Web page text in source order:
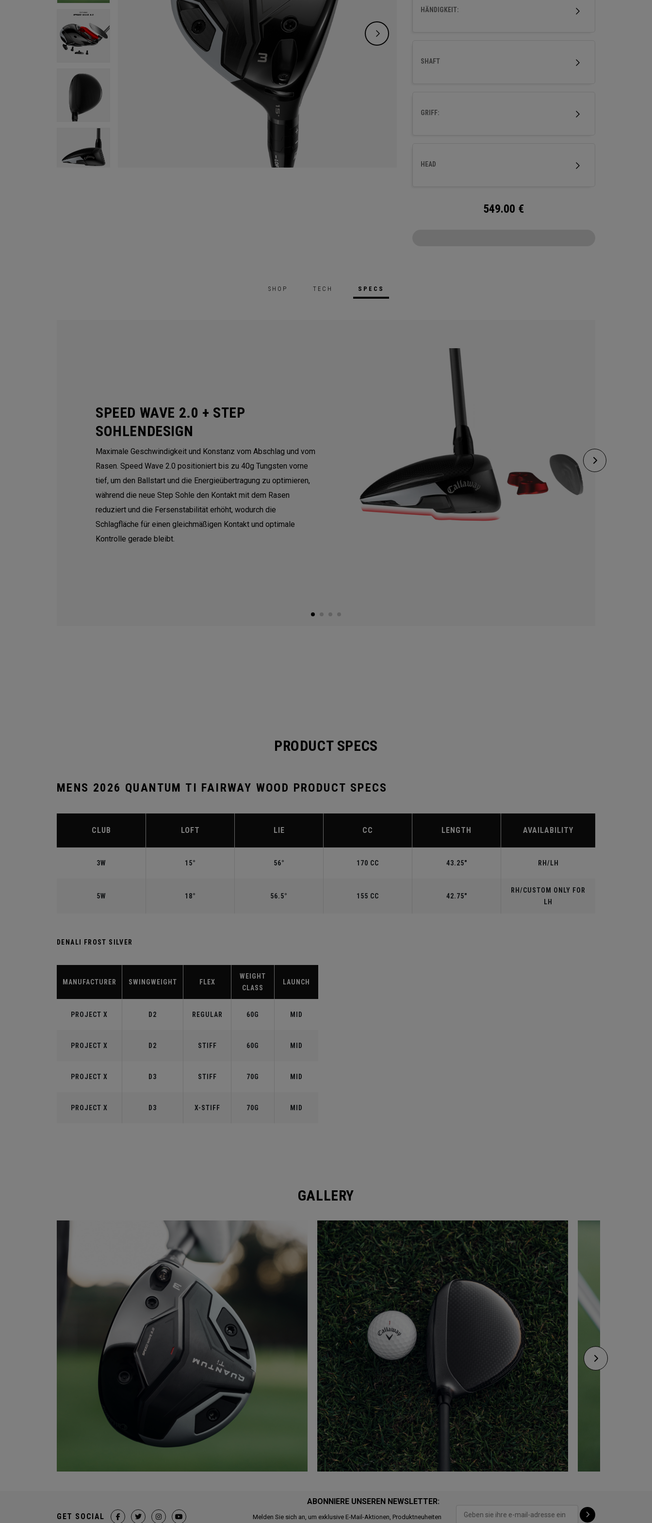
mit hoher Leistung suchen.
HÄNDIGKEIT:
SHAFT
GRIFF:
HEAD
549.00 €
SHOP TECH SPECS
SPEED WAVE 2.0 + STEP
SOHLENDESIGN
Maximale Geschwindigkeit und Konstanz vom Abschlag und vom
Rasen. Speed ​​Wave 2.0 positioniert bis zu 40g Tungsten vorne
tief, um den Ballstart und die Energieübertragung zu optimieren,
während die neue Step Sohle den Kontakt mit dem Rasen
reduziert und die Fersenstabilität erhöht, wodurch die
Schlagfläche für einen gleichmäßigen Kontakt und optimale
Kontrolle gerade bleibt.
PRODUCT SPECS
MENS 2026 QUANTUM TI FAIRWAY WOOD PRODUCT SPECS
CLUB LOFT LIE CC LENGTH AVAILABILITY
3W 15° 56° 170 CC 43.25" RH/LH
5W 18° 56.5° 155 CC 42.75"
RH/CUSTOM ONLY FOR
LH
DENALI FROST SILVER
MANUFACTURER SWINGWEIGHT FLEX
WEIGHT
CLASS
LAUNCH
PROJECT X D2 REGULAR 60G MID
PROJECT X D2 STIFF 60G MID
PROJECT X D3 STIFF 70G MID
PROJECT X D3 X-STIFF 70G MID
GALLERY
ABONNIERE UNSEREN NEWSLETTER:
Melden Sie sich an, um exklusive E-Mail-Aktionen, Produktneuheiten
GET SOCIAL